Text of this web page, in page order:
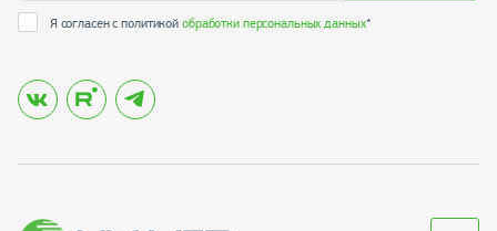
Я согласен с политикойобработки персональных данных*